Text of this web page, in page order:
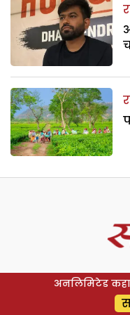
अनलिमिटेड